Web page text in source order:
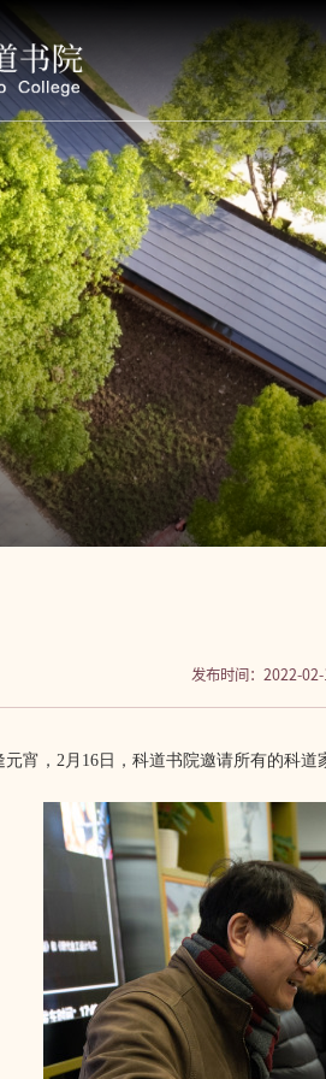
发布时间：2022-
元宵， 2月16日，科道书院邀请所有的科道